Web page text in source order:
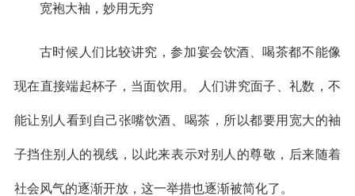
宽袍大袖，妙用无穷
古时候人们比较讲究，参加宴会饮酒、喝茶都不能像
现在直接端起杯子，当面饮用。 人们讲究面子、礼数，不
能让别人看到自己张嘴饮酒、喝茶，所以都要用宽大的袖
子挡住别人的视线，以此来表示对别人的尊敬，后来随着
社会风气的逐渐开放，这一举措也逐渐被简化了。